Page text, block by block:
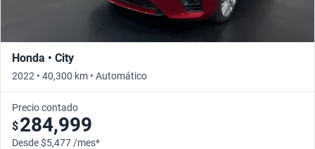
Honda • City
2022 • 40,300 km • Automático
Precio contado
$284,999
Desde $5,477 /mes*